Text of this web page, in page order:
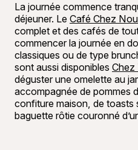
La journée commence
déjeuner. Le Café Chez
complet et des cafés de
commencer la journée en
classiques ou de type
sont aussi disponibles Chez
déguster une omelette au
accompagnée de pommes
confiture maison, de toasts
baguette rôtie couronné